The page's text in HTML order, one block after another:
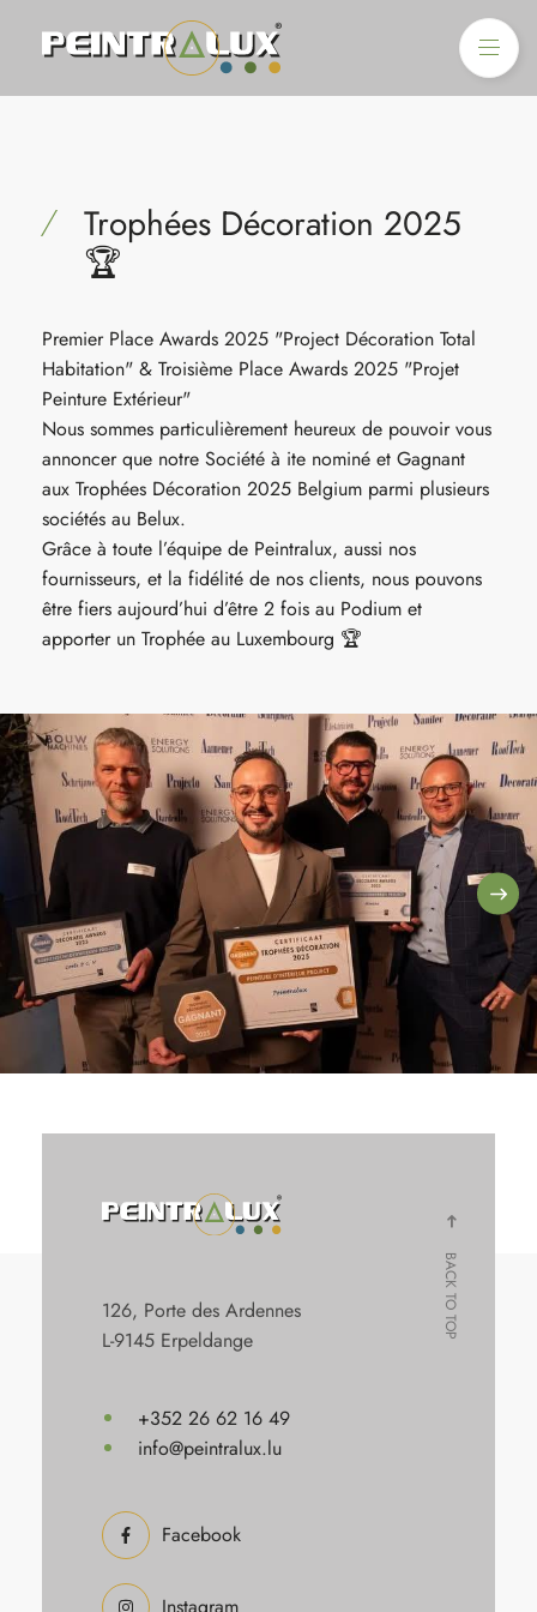
Accueil
Fr De
Trophées Décoration 2025
🏆
Premier Place Awards 2025 "Project Décoration Total
Habitation" & Troisième Place Awards 2025 "Projet
Peinture Extérieur"
Nous sommes particulièrement heureux de pouvoir vous
annoncer que notre Société à ite nominé et Gagnant
aux Trophées Décoration 2025 Belgium parmi plusieurs
sociétés au Belux.
Grâce à toute l’équipe de Peintralux, aussi nos
fournisseurs, et la fidélité de nos clients, nous pouvons
être fiers aujourd’hui d’être 2 fois au Podium et
apporter un Trophée au Luxembourg 🏆
126, Porte des Ardennes
L-9145 Erpeldange
+352 26 62 16 49
info@peintralux.lu
Facebook
Instagram
BACK TO TOP